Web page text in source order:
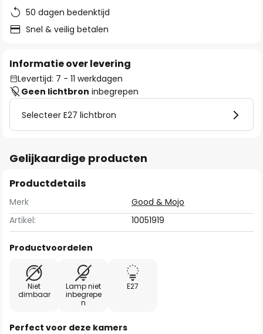
50 dagen bedenktijd
Snel & veilig betalen
Informatie over levering
Levertijd: 7 - 11 werkdagen
Geen lichtbron inbegrepen
Selecteer E27 lichtbron
Gelijkaardige producten
Productdetails
Merk
Good & Mojo
Artikel:
10051919
Productvoordelen
Niet
dimbaar
Lamp niet
inbegrepe
n
E27
Perfect voor deze kamers